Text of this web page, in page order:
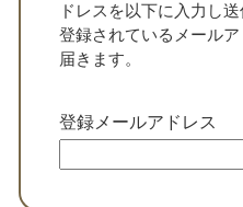
ドレスを以下に入力し送
登録されているメール
届きます。
登録メールアドレス